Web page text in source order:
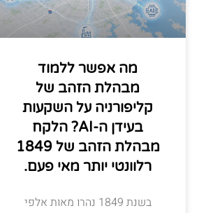
מה אפשר ללמוד
מבהלת הזהב של
קליפורניה על השקעות
בעידן ה-AI? הלקח
מבהלת הזהב של 1849
רלוונטי יותר מאי פעם.
בשנת 1849 נהרו מאות אלפי